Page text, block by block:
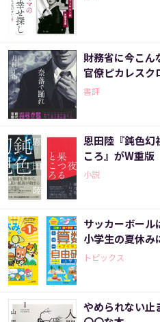
財務省に今こ
官僚ピカレスク
書評
恩田陸『鈍色幻
ころ』がW重
小説
サッカーボー
小学生の夏休み
トピックス
やめられない